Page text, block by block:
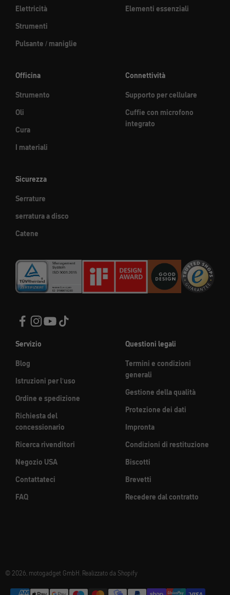
Elettricità
Strumenti
Pulsante / maniglie
Elementi essenziali
Officina
Strumento
Oli
Cura
I materiali
Connettività
Supporto per cellulare
Cuffie con microfono
integrato
Sicurezza
Serrature
serratura a disco
Catene
Servizio
Blog
Istruzioni per l'uso
Ordine e spedizione
Richiesta del
concessionario
Ricerca rivenditori
Negozio USA
Contattateci
FAQ
Questioni legali
Termini e condizioni
generali
Gestione della qualità
Protezione dei dati
Impronta
Condizioni di restituzione
Biscotti
Brevetti
Recedere dal contratto
© 2026, motogadget GmbH. Realizzato da Shopify